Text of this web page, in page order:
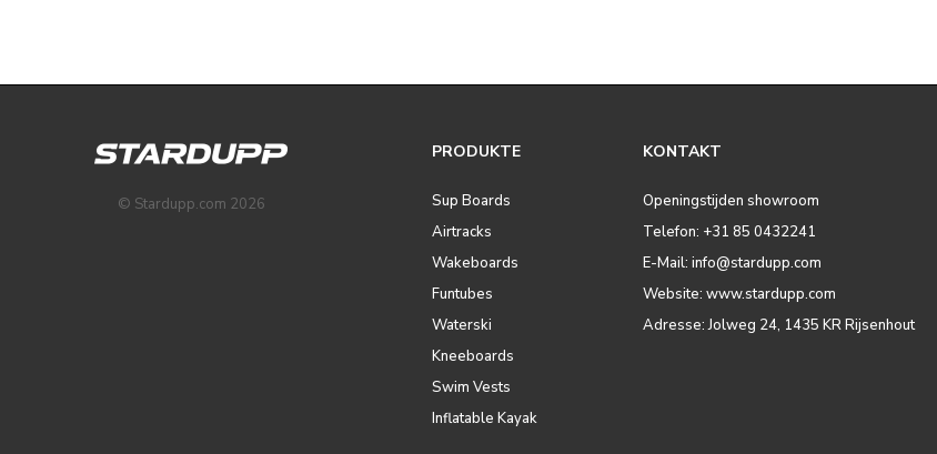
© Stardupp.com 2026
PRODUKTE
Sup Boards
Airtracks
Wakeboards
Funtubes
Waterski
Kneeboards
Swim Vests
Inflatable Kayak
KONTAKT
Openingstijden showroom
Telefon: +31 85 0432241
E-Mail:info@stardupp.com
Website: www.stardupp.com
Adresse: Jolweg 24, 1435 KR Rijsenhout